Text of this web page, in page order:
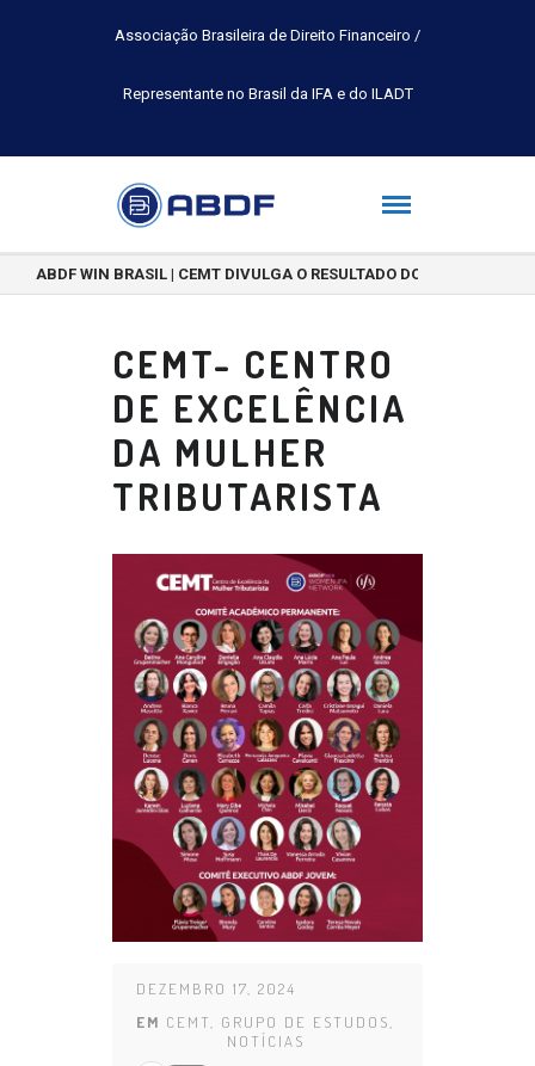
Associação Brasileira de Direito Financeiro /
Representante no Brasil da IFA e do ILADT
ABDF WIN BRASIL | CEMT DIVULGA O RESULTADO DO CONCURSO
CEMT- CENTRO
DE EXCELÊNCIA
DA MULHER
TRIBUTARISTA
DEZEMBRO 17, 2024
EM CEMT GRUPO DE ESTUDOS
NOTÍCIAS